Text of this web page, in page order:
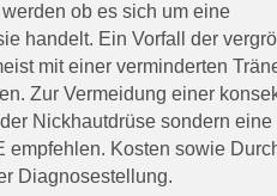
ob es sich um eine
handelt. Ein Vorfall der
mit einer verminderten
Zur Vermeidung einer
Nickhautdrüse sondern
empfehlen. Kosten sowie
Diagnosestellung.